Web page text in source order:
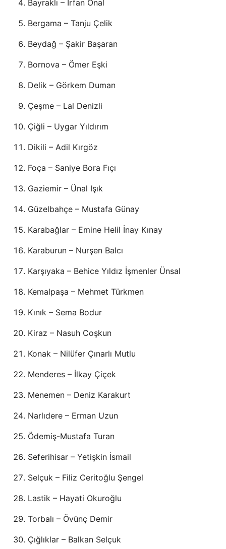
Bayraklı – İrfan Önal
Bergama – Tanju Çelik
Beydağ – Şakir Başaran
Bornova – Ömer Eşki
Delik – Görkem Duman
Çeşme – Lal Denizli
Çiğli – Uygar Yıldırım
Dikili – Adil Kırgöz
Foça – Saniye Bora Fıçı
Gaziemir – Ünal Işık
Güzelbahçe – Mustafa Günay
Karabağlar – Emine Helil İnay Kınay
Karaburun – Nurşen Balcı
Karşıyaka – Behice Yıldız İşmenler Ünsal
Kemalpaşa – Mehmet Türkmen
Kınık – Sema Bodur
Kiraz – Nasuh Coşkun
Konak – Nilüfer Çınarlı Mutlu
Menderes – İlkay Çiçek
Menemen – Deniz Karakurt
Narlıdere – Erman Uzun
Ödemiş-Mustafa Turan
Seferihisar – Yetişkin İsmail
Selçuk – Filiz Ceritoğlu Şengel
Lastik – Hayati Okuroğlu
Torbalı – Övünç Demir
Çığlıklar – Balkan Selçuk